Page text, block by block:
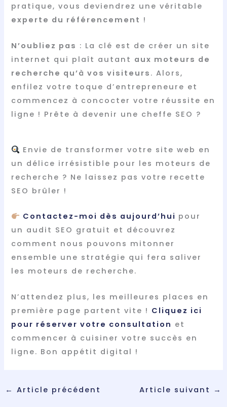
pratique, vous deviendrez une véritable
experte du référencement !
N’oubliez pas : La clé est de créer un site
internet qui plaît autant aux moteurs de
recherche qu’à vos visiteurs . Alors,
enfilez votre toque d’entrepreneure et
commencez à concocter votre réussite en
ligne ! Prête à devenir une cheffe SEO ?
Envie de transformer votre site web en
un délice irrésistible pour les moteurs de
recherche ? Ne laissez pas votre recette
SEO brûler !
Contactez-moi dès aujourd’hui pour
un audit SEO gratuit et découvrez
comment nous pouvons mitonner
ensemble une stratégie qui fera saliver
les moteurs de recherche.
N’attendez plus, les meilleures places en
première page partent vite ! Cliquez ici
pour réserver votre consultation et
commencer à cuisiner votre succès en
ligne. Bon appétit digital !
← Article précédent Article suivant →